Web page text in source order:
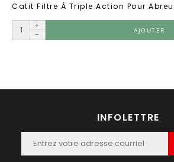
Catit Filtre À Triple Action Pour
+
-
AJOUTER
INFOLETTRE